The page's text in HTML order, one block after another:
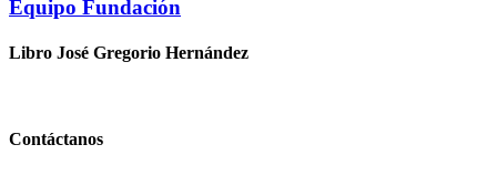
Equipo Fundación
Libro José Gregorio Hernández
Contáctanos